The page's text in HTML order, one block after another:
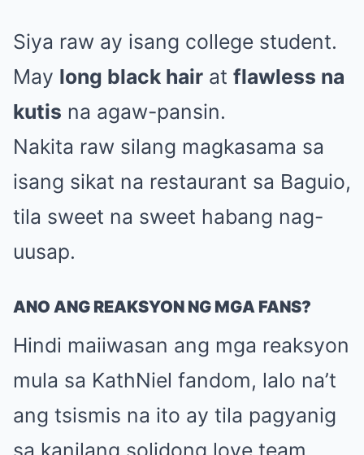
Siya raw ay isang college student.
May long black hair at flawless na
kutis na agaw-pansin.
Nakita raw silang magkasama sa
isang sikat na restaurant sa Baguio,
tila sweet na sweet habang nag-
uusap.
ANO ANG REAKSYON NG MGA FANS?
Hindi maiiwasan ang mga reaksyon
mula sa KathNiel fandom, lalo na’t
ang tsismis na ito ay tila pagyanig
sa kanilang solidong love team.